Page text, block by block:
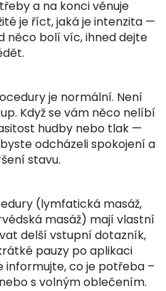
a na konci věnuje
je říct, jaká je intenzita —
něco bolí víc, ihned dejte
je normální. Není
Když se vám něco nelíbí
hudby nebo tlak —
odcházeli spokojení a
stavu.
(lymfatická masáž,
masáž) mají vlastní
delší vstupní dotazník,
pauzy po aplikaci
informujte, co je potřeba –
s volným oblečením.